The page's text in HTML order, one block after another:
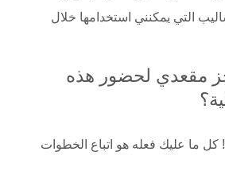
التي يمكنني استخدامها خلال
مقعدي لحضور هذه
كل ما عليك فعله هو اتباع الخطوات